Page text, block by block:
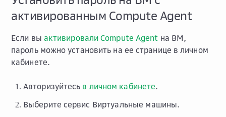
активированным Compute Agent
Если вы активировали Compute Agent на ВМ,
пароль можно установить на ее странице в личном
кабинете.
Авторизуйтесь в личном кабинете.
Выберите сервис Виртуальные машины.